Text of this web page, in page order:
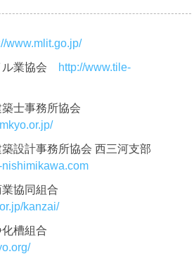
www.mlit.go.jp/
ル業協会 http://www.tile-
築士事務所協会
築設計事務所協会 西三河支部
nishimikawa.com
業協同組合
kanzai/
化槽組合